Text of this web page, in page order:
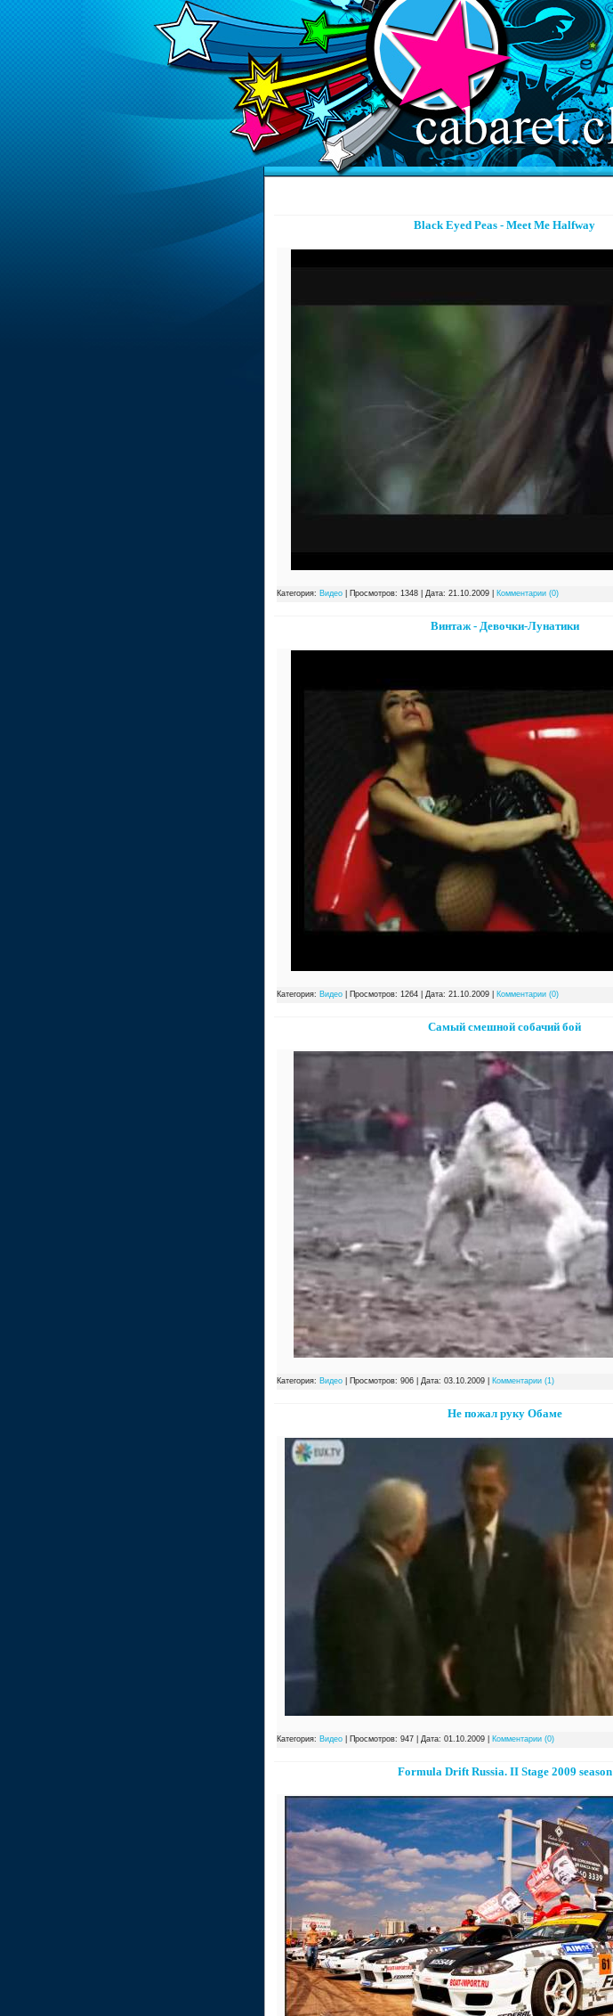
Black Eyed Peas - Meet Me Halfway
Категория: Видео| Просмотров: 1348 | Дата: 21.10.2009| Комментарии (0)
Винтаж - Девочки-Лунатики
Категория: Видео| Просмотров: 1264 | Дата: 21.10.2009| Комментарии (0)
Самый смешной собачий бой
Категория: Видео| Просмотров: 906 | Дата: 03.10.2009| Комментарии (1)
Не пожал руку Обаме
Категория: Видео| Просмотров: 947 | Дата: 01.10.2009| Комментарии (0)
Formula Drift Russia. II Stage 2009 season